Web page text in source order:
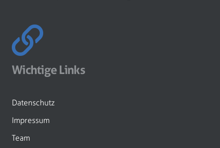
Wichtige Links
Datenschutz
Impressum
Team